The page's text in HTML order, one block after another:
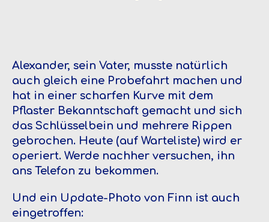
Alexander, sein Vater, musste natürlich
auch gleich eine Probefahrt machen und
hat in einer scharfen Kurve mit dem
Pflaster Bekanntschaft gemacht und sich
das Schlüsselbein und mehrere Rippen
gebrochen. Heute (auf Warteliste) wird er
operiert. Werde nachher versuchen, ihn
ans Telefon zu bekommen.
Und ein Update-Photo von Finn ist auch
eingetroffen: